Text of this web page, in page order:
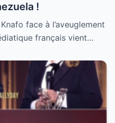
!
face à l’aveuglement
français vient…